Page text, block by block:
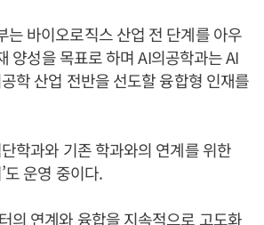
는 바이오로직스 산업 전 단계를 아우
양성을 목표로 하며 AI의공학과는 AI
학 산업 전반을 선도할 융합형 인재를
학과와 기존 학과와의 연계를 위한
도 운영 중이다.
의 연계와 융합을 지속적으로 고도화